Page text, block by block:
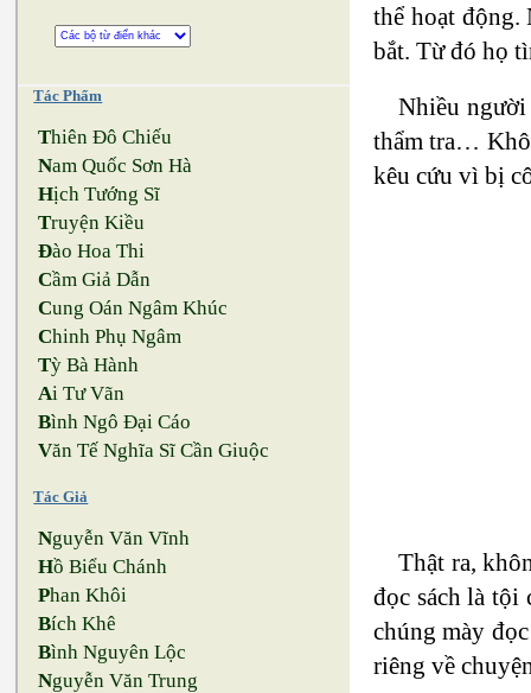
Tác Phẩm
Thiên Đô Chiếu
Nam Quốc Sơn Hà
Hịch Tướng Sĩ
Truyện Kiều
Đào Hoa Thi
Cầm Giả Dẫn
Cung Oán Ngâm Khúc
Chinh Phụ Ngâm
Tỳ Bà Hành
Ai Tư Vãn
Bình Ngô Đại Cáo
Văn Tế Nghĩa Sĩ Cần Giuộc
Tác Giả
Nguyễn Văn Vĩnh
Hồ Biểu Chánh
Phan Khôi
Bích Khê
Bình Nguyên Lộc
Nguyễn Văn Trung
thể hoạt động.
bắt. Từ đó họ
Nhiều người
thẩm tra…
kêu cứu vì bị
Thật ra,
đọc sách là tội
chúng mày
riêng về